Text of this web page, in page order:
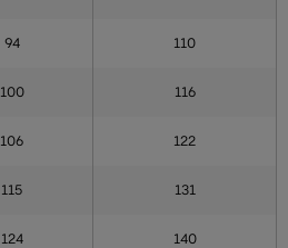
94 110
100 116
106 122
115 131
124 140